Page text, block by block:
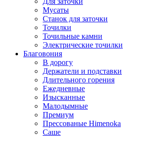
Мусаты
Станок для заточки
Точилки
Точильные камни
Электрические точилки
Благовония
В дорогу
Держатели и подставки
Длительного горения
Ежедневные
Изысканные
Малодымные
Премиум
Прессованые Himenoka
Саше